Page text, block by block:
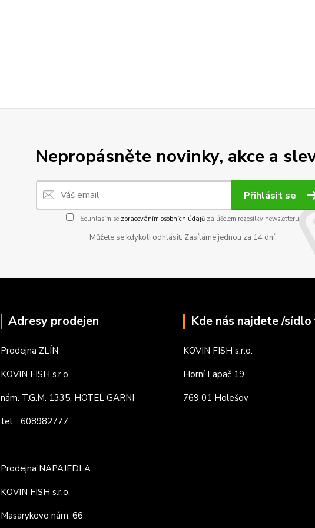
Nepropásněte novinky, akce a
Přihlásit se
Souhlasím se zpracováním osobních údajůza účelem rozesílky newsletteru.
Můžete se kdykoli odhlásit. Zasíláme jednou za 14 dní.
Adresy prodejen
Prodejna ZLÍN
KOVIN FISH s.r.o.
nám. T.G.M. 1335, HOTEL GARNI
tel. : 608982777
Prodejna NAPAJEDLA
KOVIN FISH s.r.o.
Masarykovo nám. 66
Kde nás najdete /
KOVIN FISH s.r.o.
Horní Lapač 19
769 01 Holešov